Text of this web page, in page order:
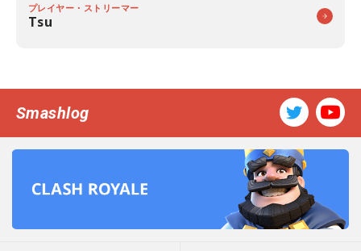
プレイヤー・ストリーマー
Tsu
Smashlog